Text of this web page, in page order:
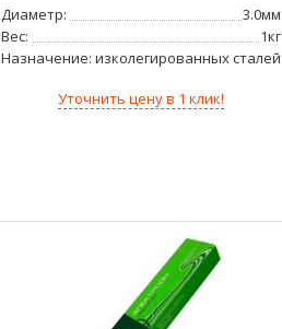
Диаметр:
3.0мм
Вес:
1кг
Назначение:для низколегированных сталей
Уточнить цену в 1 клик!